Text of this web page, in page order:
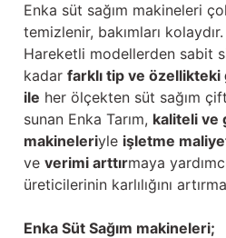
Enka süt sağım makineleri
temizlenir, bakımları kolaydır.
Hareketli modellerden sabit
kadar farklı tip ve
ile her ölçekten süt sağım
sunan Enka Tarım, kaliteli ve
makineleriyle işletme
ve verimi arttırmaya
üreticilerinin karlılığını
Enka Süt Sağım makineleri;